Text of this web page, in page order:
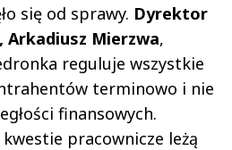
się od sprawy. Dyrektor
Arkadiusz Mierzwa,
reguluje wszystkie
terminowo i nie
finansowych.
kwestie pracownicze leżą